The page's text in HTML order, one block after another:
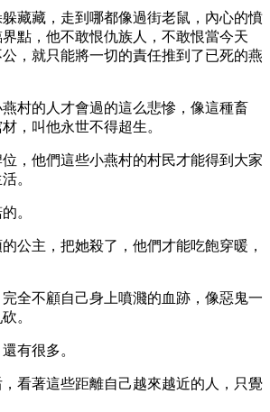
藏藏，走到哪都像過街老鼠，內心的憤
點，他不敢恨仇族人，不敢恨當今天
，就只能將一切的責任推到了已死的燕
村的人才會過的這么悲慘，像這種畜
，叫他永世不得超生。
，他們這些小燕村的村民才能得到大家
。
。
公主，把她殺了，他們才能吃飽穿暖，
全不顧自己身上噴濺的血跡，像惡鬼一
。
有很多。
看著這些距離自己越來越近的人，只覺